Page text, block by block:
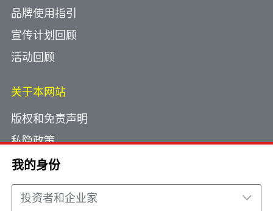
我的身份
投资者和企业家
品牌使用指引
宣传计划回顾
活动回顾
关于本网站
版权和免责声明
私隐政策
使用小型文字档案
网页指南
联络我们